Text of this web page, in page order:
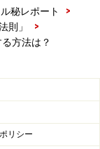
以下になると
とされていま
となる「売り
が反転する場合
ありますので、
秘レポート
>
則」
>
方法は？
リシー